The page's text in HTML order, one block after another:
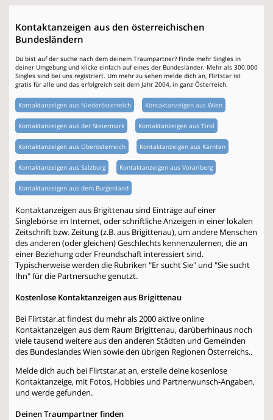
Kontaktanzeigen aus den österreichischen
Bundesländern
Du bist auf der suche nach dem deinem Traumpartner? Finde mehr Singles in
deiner Umgebung und klicke einfach auf eines der Bundesländer. Mehr als 300.000
Singles sind bei uns registriert. Um mehr zu sehen melde dich an, Flirtstar ist
gratis für alle und das erfolgreich seit dem Jahr 2004, in ganz Österreich.
Kontaktanzeigen aus Niederösterreich Kontaktanzeigen aus Wien
Kontaktanzeigen aus der Steiermark Kontaktanzeigen aus Tirol
Kontaktanzeigen aus Oberösterreich Kontaktanzeigen aus Kärnten
Kontaktanzeigen aus Salzburg Kontaktanzeigen aus Vorarlberg
Kontaktanzeigen aus dem Burgenland
Kontaktanzeigen aus Brigittenau sind Einträge auf einer
Singlebörse im Internet, oder schriftliche Anzeigen in einer lokalen
Zeitschrift bzw. Zeitung (z.B. aus Brigittenau), um andere Menschen
des anderen (oder gleichen) Geschlechts kennenzulernen, die an
einer Beziehung oder Freundschaft interessiert sind.
Typischerweise werden die Rubriken "Er sucht Sie" und "Sie sucht
Ihn" für die Partnersuche genutzt.
Kostenlose Kontaktanzeigen aus Brigittenau
Bei Flirtstar.at findest du mehr als 2000 aktive online
Kontaktanzeigen aus dem Raum Brigittenau, darüberhinaus noch
viele tausend weitere aus den anderen Städten und Gemeinden
des Bundeslandes Wien sowie den übrigen Regionen Österreichs..
Melde dich auch bei Flirtstar.at an, erstelle deine kosenlose
Kontaktanzeige, mit Fotos, Hobbies und Partnerwunsch-Angaben,
und werde gefunden.
Deinen Traumpartner finden